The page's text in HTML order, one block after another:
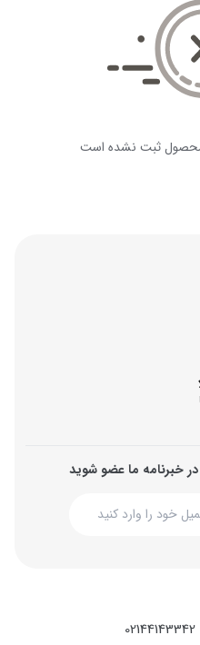
محصول ثبت نشده است
در خبرنامه ما عضو شوید